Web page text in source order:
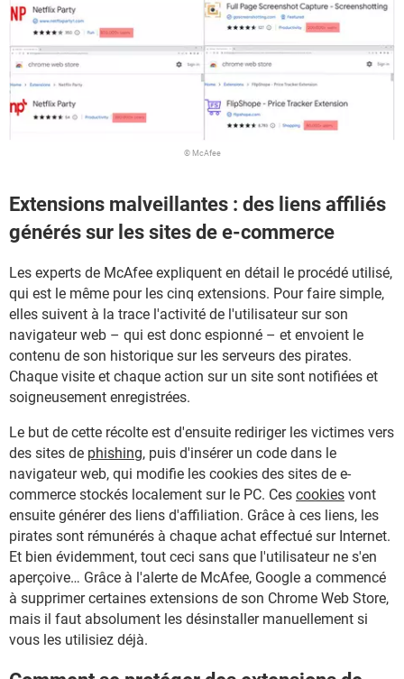
© McAfee
Extensions malveillantes : des liens affiliés
générés sur les sites de e-commerce
Les experts de McAfee expliquent en détail le procédé utilisé,
qui est le même pour les cinq extensions. Pour faire simple,
elles suivent à la trace l'activité de l'utilisateur sur son
navigateur web – qui est donc espionné – et envoient le
contenu de son historique sur les serveurs des pirates.
Chaque visite et chaque action sur un site sont notifiées et
soigneusement enregistrées.
Le but de cette récolte est d'ensuite rediriger les victimes vers
des sites de phishing, puis d'insérer un code dans le
navigateur web, qui modifie les cookies des sites de e-
commerce stockés localement sur le PC. Ces cookies vont
ensuite générer des liens d'affiliation. Grâce à ces liens, les
pirates sont rémunérés à chaque achat effectué sur Internet.
Et bien évidemment, tout ceci sans que l'utilisateur ne s'en
aperçoive… Grâce à l'alerte de McAfee, Google a commencé
à supprimer certaines extensions de son Chrome Web Store,
mais il faut absolument les désinstaller manuellement si
vous les utilisiez déjà.